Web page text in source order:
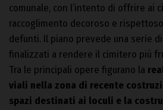
comunale, con l’intento di offrire ai
raccoglimento decoroso e
defunti. Il piano prevede una serie
finalizzati a rendere il cimitero più
Tra le principali opere figurano la
viali nella zona di recente
spazi destinati ai loculi e la